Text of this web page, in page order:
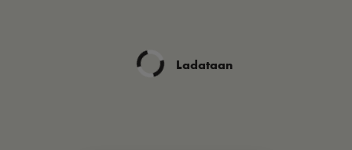
Ladataan